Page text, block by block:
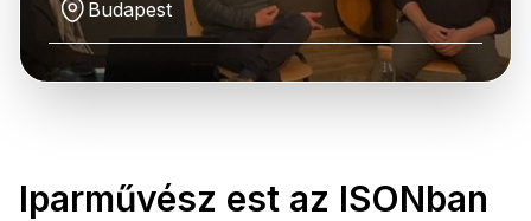
Budapest
Iparművész est az ISONban